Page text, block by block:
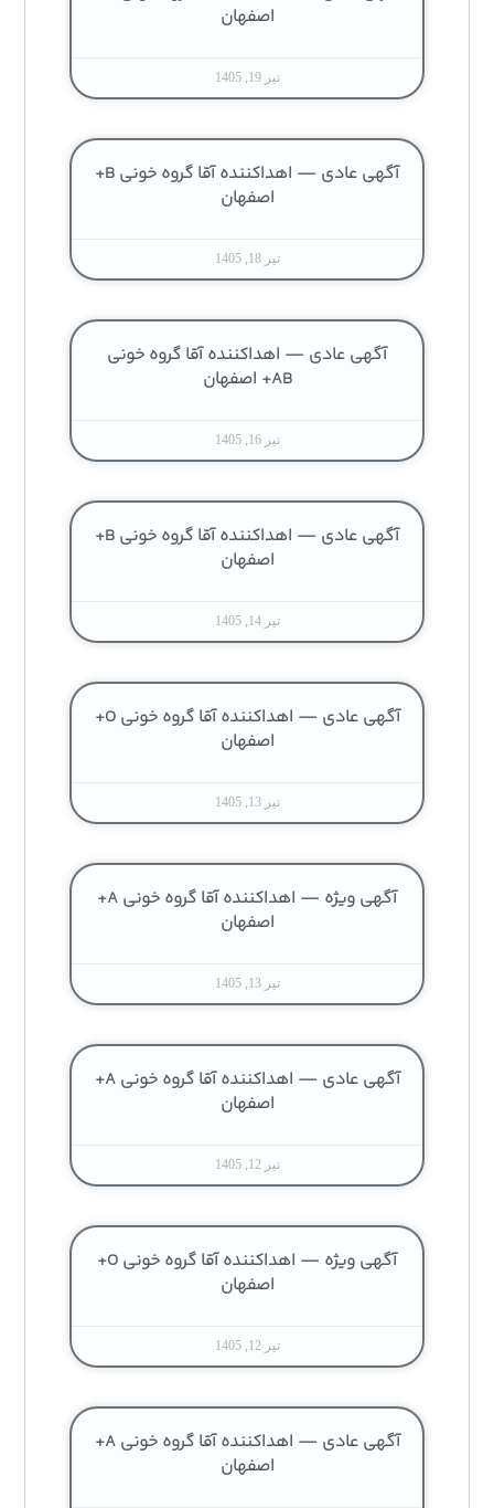
اصفهان
تیر 19, 1405
آگهی عادی — اهداکننده آقا گروه خونی B+
اصفهان
تیر 18, 1405
آگهی عادی — اهداکننده آقا گروه خونی
AB+ اصفهان
تیر 16, 1405
آگهی عادی — اهداکننده آقا گروه خونی B+
اصفهان
تیر 14, 1405
آگهی عادی — اهداکننده آقا گروه خونی O+
اصفهان
تیر 13, 1405
آگهی ویژه — اهداکننده آقا گروه خونی A+
اصفهان
تیر 13, 1405
آگهی عادی — اهداکننده آقا گروه خونی A+
اصفهان
تیر 12, 1405
آگهی ویژه — اهداکننده آقا گروه خونی O+
اصفهان
تیر 12, 1405
آگهی عادی — اهداکننده آقا گروه خونی A+
اصفهان